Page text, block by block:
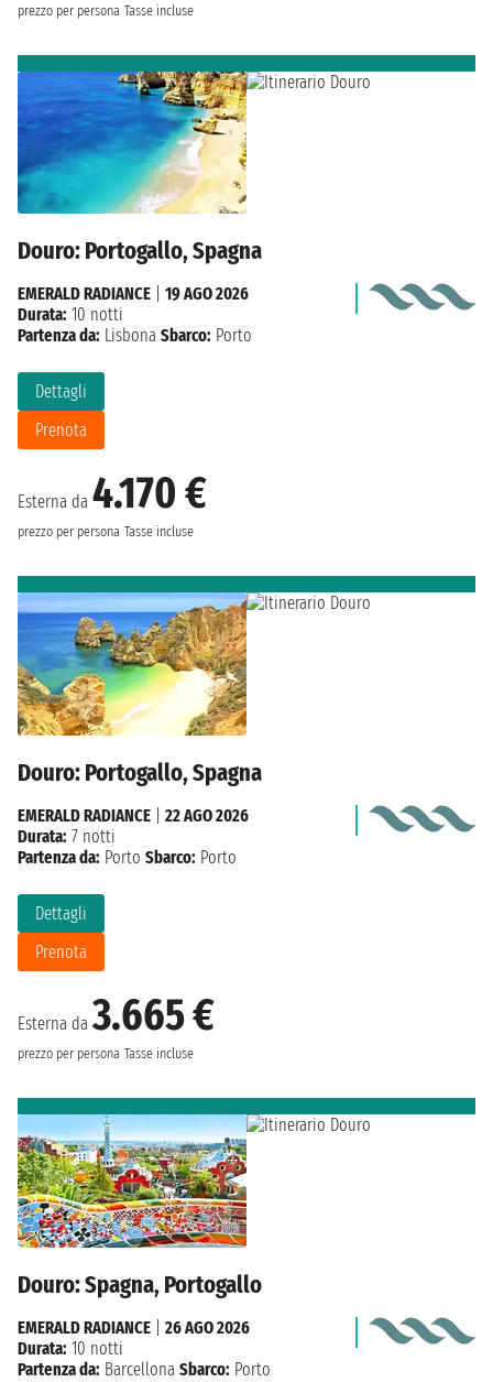
prezzo per persona Tasse incluse
Douro: Portogallo, Spagna
Esterna da 4.170 €
prezzo per persona Tasse incluse
Dettagli
Prenota
EMERALD RADIANCE
19 AGO 2026
Durata: 10 notti
Partenza da: Lisbona Sbarco: Porto
Douro: Portogallo, Spagna
Esterna da3.665 €
prezzo per persona Tasse incluse
Dettagli
Prenota
EMERALD RADIANCE
22 AGO 2026
Durata: 7 notti
Partenza da: Porto Sbarco: Porto
Douro: Spagna, Portogallo
EMERALD RADIANCE
26 AGO 2026
Durata: 10 notti
Partenza da: Barcellona Sbarco: Porto